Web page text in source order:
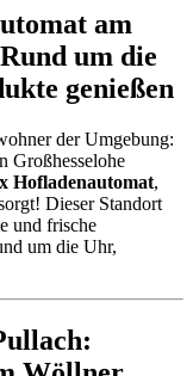
am
um die
genießen
der Umgebung:
Großhesselohe
Hofladenautomat,
Dieser Standort
und frische
um die Uhr,